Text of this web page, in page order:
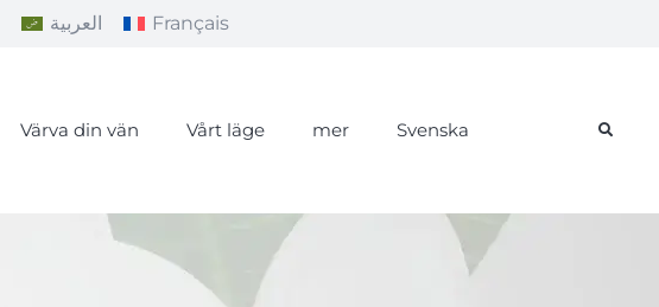
العربية Français
Värva din vän Vårt läge mer Svenska